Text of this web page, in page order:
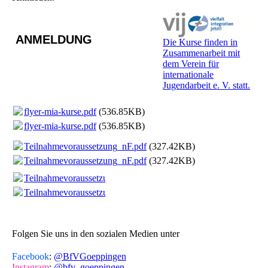
Die Kurse finden in
Zusammenarbeit mit
dem Verein für
internationale
Jugendarbeit e. V. statt.
ANMELDUNG
flyer-mia-kurse.pdf(536.85KB)
flyer-mia-kurse.pdf(536.85KB)
Teilnahmevoraussetzung_nF.pdf(327.42KB)
Teilnahmevoraussetzung_nF.pdf(327.42KB)
Teilnahmevoraussetzung_nF_Türkisch.pdf
Teilnahmevoraussetzung_nF_Türkisch.pdf
Folgen Sie uns in den sozialen Medien unter
Facebook: @BfVGoeppingen